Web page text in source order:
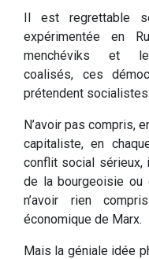
Il est regrettable
expérimentée en
menchéviks et les
coalisés, ces
prétendent socialistes.
N’avoir pas compris,
capitaliste, en
conflit social sérieux,
de la bourgeoisie ou
n’avoir rien
économique de Marx.
Mais la géniale idée